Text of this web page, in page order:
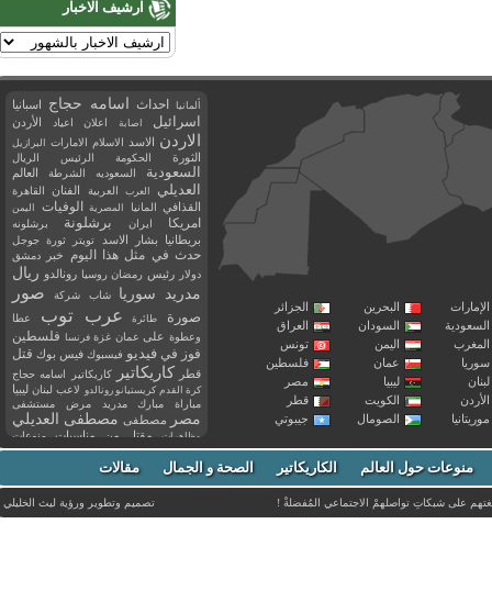
ارشيف الاخبار
البحرين
الجزائر
السودان
العراق
اليمن
تونس
عمان
فلسطين
ليبيا
مصر
الكويت
قطر
الصومال جيبوتي
ألمانيا احداث اسامه حجاج اسبانيا
اسرائيل اصابة اعلان اعياد الأردن
الاردن الاسد الاسلام الامارات البرازيل
الثورة الحكومة الرئيس الريال
السعودية السعوديه الشرطة العالم
العديلي العرب العربية الفنان القاهرة
القذافي المانيا المصرية الوفيات اليمن
امريكا ايران برشلونة برشلونه
بريطانيا بشار الاسد تويتر ثورة جوجل
حدث في مثل هذا اليوم خبر دمشق
دولار رئيس رمضان روسيا رونالدو ريال
مدريد
سوريا شاب شركة صور
صورة طائرة عرب توب
عطا
وعطوة على عمان غزة فرنسا فلسطين
فوز في فيديو فيسبوك فيس بوك قتل
قطر كاريكاتير كاريكاتير اسامه حجاج
كرة القدم كريستيانو رونالدو لاعب لبنان ليبيا
مباراة مبارك مدريد مرض مستشفى
مصر مصطفى مصطفى العديلي
مظاهرات مقتل من مناسبات
منوعات
مواليد
موت ميسي ميلان نادي نشر
وفاة وفيات يوتيوب منوعات حول العالم الكاريكاتير الصحة و الجمال مقالات
على شبكاتِ تواصلهمْ الاجتماعي المُفضلةْ ! تصميم وتطوير ورؤيةليث الخليلي